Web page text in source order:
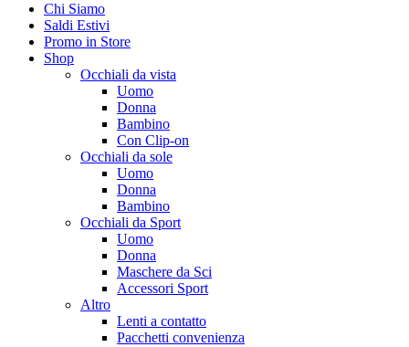
Chi Siamo
Saldi Estivi
Promo in Store
Shop
Occhiali da vista
Uomo
Donna
Bambino
Con Clip-on
Occhiali da sole
Uomo
Donna
Bambino
Occhiali da Sport
Uomo
Donna
Maschere da Sci
Accessori Sport
Altro
Lenti a contatto
Pacchetti convenienza